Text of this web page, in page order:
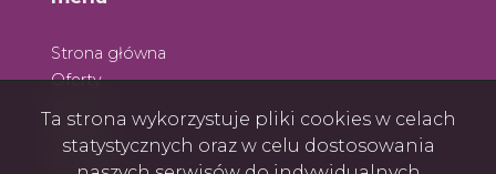
Strona główna
Oferty
Kontakt
Ta strona wykorzystuje pliki cookies w celach
statystycznych oraz w celu dostosowania